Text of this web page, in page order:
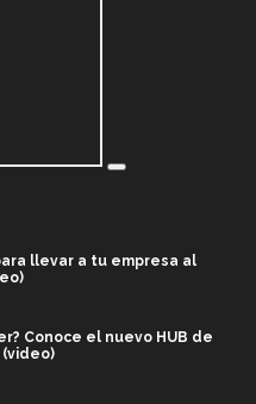
llevar a tu empresa al
Conoce el nuevo HUB de
(video)